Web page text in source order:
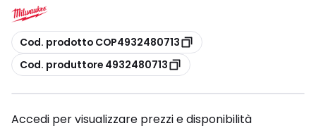
copia
Cod. prodotto COP4932480713
copia
Cod. produttore 4932480713
Accedi per visualizzare prezzi e disponibilità